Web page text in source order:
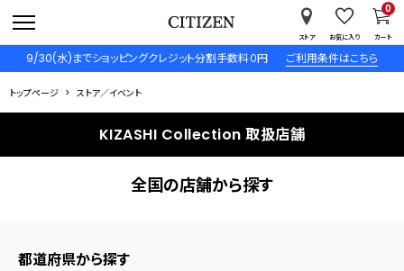
9/30(水)までショッピングクレジット分割手数料０円 ご利用条件はこちら
ストア お気に入り カート
0
トップページ ストア／イベント
KIZASHI Collection 取扱店舗
全国の店舗から探す
都道府県から探す